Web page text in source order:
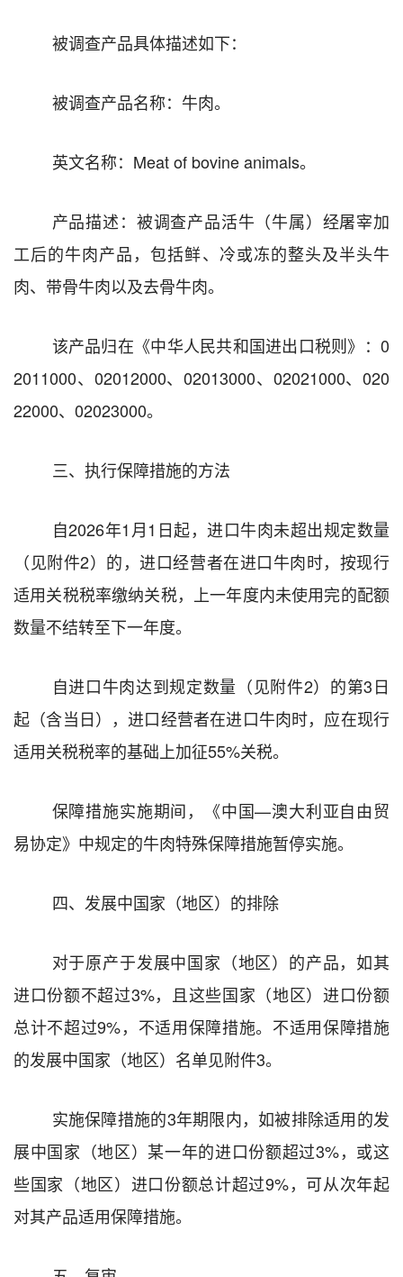
被调查产品具体描述如下：
被调查产品名称：牛肉。
英文名称： Meat of bovine animals。
产品描述：被调查产品活牛（牛属）经屠宰加
工后的牛肉产品，包括鲜、冷或冻的整头及半头牛
肉、带骨牛肉以及去骨牛肉。
该产品归在《中华人民共和国进出口税则》： 0
2011000、 02012000、 02013000、 02021000、 020
22000、 02023000。
三、执行保障措施的方法
自2026年1 月1 日起，进口牛肉未超出规定数量
（见附件2） 的， 进口经营者在进口牛肉时，按现行
适用关税税率缴纳关税，上一年度内未使用完的配额
数量不结转至下一年度。
自进口牛肉达到规定数量（见附件2） 的第3日
起 （含当日）， 进口经营者在进口牛肉时，应在现行
适用关税税率的基础上加征55%关税。
保障措施实施期间，《中国—澳大利亚自由贸
易协定》中规定的牛肉特殊保障措施暂停实施。
四、发展中国家（地区）的排除
对于原产于发展中国家（地区）的产品，如其
进口份额不超过3%，且这些国家（地区）进口份额
总计不超过9%，不适用保障措施。不适用保障措施
的发展中国家（地区）名单见附件3。
实施保障措施的3年期限内，如被排除适用的发
展中国家（地区）某一年的进口份额超过3%， 或这
些国家（地区）进口份额总计超过9%，可从次年起
对其产品适用保障措施。